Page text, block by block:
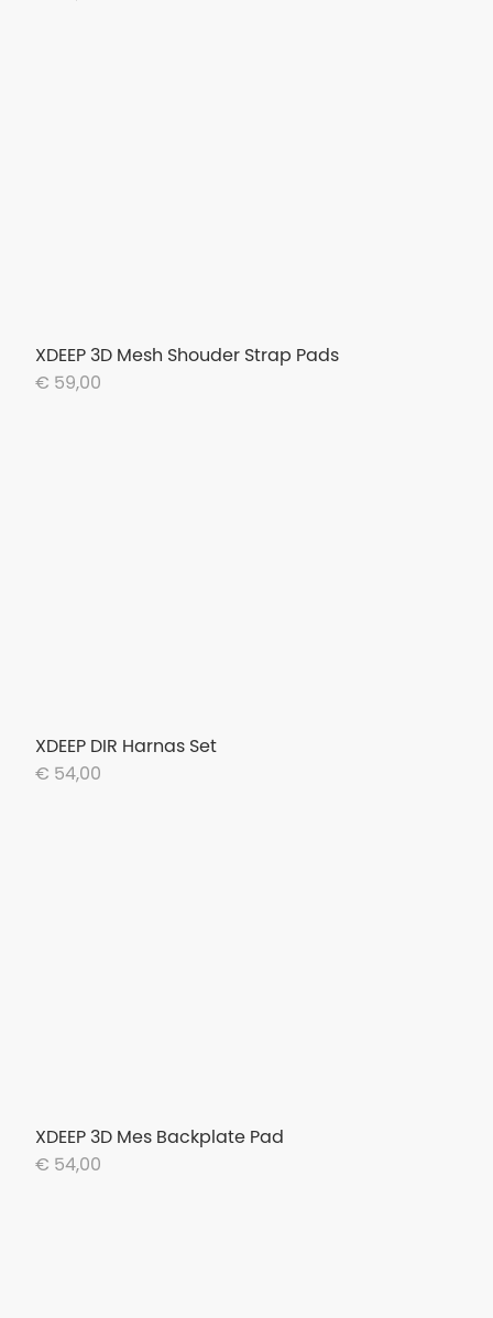
XDEEP 3D Mesh Shouder Strap Pads
€ 59,00
XDEEP DIR Harnas Set
€ 54,00
XDEEP 3D Mes Backplate Pad
€ 54,00